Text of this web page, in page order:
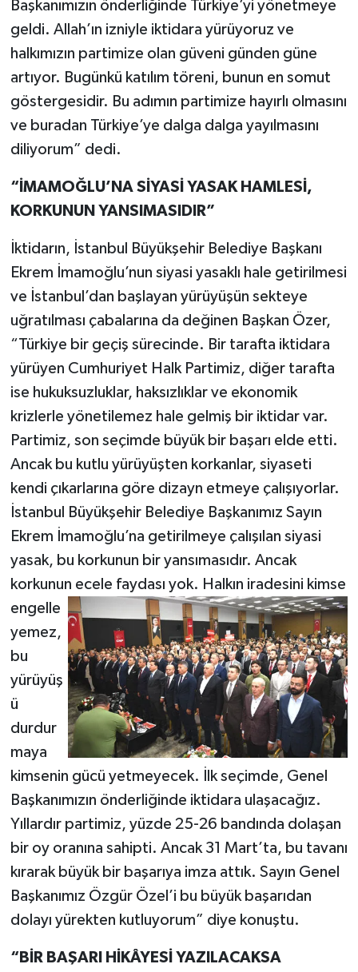
Başkanımızın önderliğinde Türkiye’yi yönetmeye
geldi. Allah’ın izniyle iktidara yürüyoruz ve
halkımızın partimize olan güveni günden güne
artıyor. Bugünkü katılım töreni, bunun en somut
göstergesidir. Bu adımın partimize hayırlı olmasını
ve buradan Türkiye’ye dalga dalga yayılmasını
diliyorum” dedi.
“İMAMOĞLU’NA SİYASİ YASAK HAMLESİ,
KORKUNUN YANSIMASIDIR”
İktidarın, İstanbul Büyükşehir Belediye Başkanı
Ekrem İmamoğlu’nun siyasi yasaklı hale getirilmesi
ve İstanbul’dan başlayan yürüyüşün sekteye
uğratılması çabalarına da değinen Başkan Özer,
“Türkiye bir geçiş sürecinde. Bir tarafta iktidara
yürüyen Cumhuriyet Halk Partimiz, diğer tarafta
ise hukuksuzluklar, haksızlıklar ve ekonomik
krizlerle yönetilemez hale gelmiş bir iktidar var.
Partimiz, son seçimde büyük bir başarı elde etti.
Ancak bu kutlu yürüyüşten korkanlar, siyaseti
kendi çıkarlarına göre dizayn etmeye çalışıyorlar.
İstanbul Büyükşehir Belediye Başkanımız Sayın
Ekrem İmamoğlu’na getirilmeye çalışılan siyasi
yasak, bu korkunun bir yansımasıdır. Ancak
korkunun ecele faydası yok. Halkın iradesini kimse
engelle
yemez,
bu
yürüyüş
ü
durdur
maya
kimsenin gücü yetmeyecek. İlk seçimde, Genel
Başkanımızın önderliğinde iktidara ulaşacağız.
Yıllardır partimiz, yüzde 25-26 bandında dolaşan
bir oy oranına sahipti. Ancak 31 Mart’ta, bu tavanı
kırarak büyük bir başarıya imza attık. Sayın Genel
Başkanımız Özgür Özel’i bu büyük başarıdan
dolayı yürekten kutluyorum” diye konuştu.
“BİR BAŞARI HİKÂYESİ YAZILACAKSA